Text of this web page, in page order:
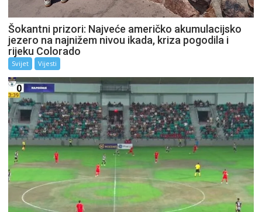
Šokantni prizori: Najveće američko akumulacijsko
jezero na najnižem nivou ikada, kriza pogodila i
rijeku Colorado
Svijet Vijesti